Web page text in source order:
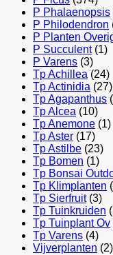
P Phalaenopsis
P Philodendron
P Planten
P Succulent (1)
P Varens (3)
Tp Achillea (24)
Tp Actinidia (27)
Tp Agapanthus
Tp Alcea (10)
Tp Anemone (1)
Tp Aster (17)
Tp Astilbe (23)
Tp Bomen (1)
Tp Bonsai
Tp Klimplanten
Tp Sierfruit (3)
Tp Tuinkruiden
Tp Tuinplant Ov
Tp Varens (4)
Vijverplanten (2)